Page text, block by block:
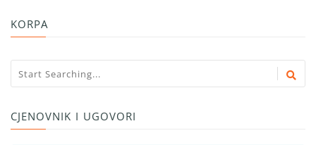
KORPA
CJENOVNIK I UGOVORI